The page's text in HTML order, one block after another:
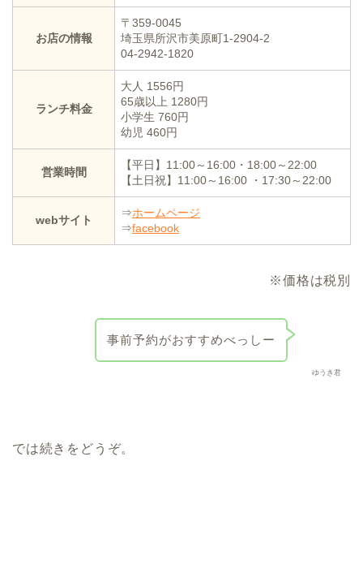
お店の情報
〒359-0045
埼玉県所沢市美原町1-2904-2
04-2942-1820
ランチ料金
大人 1556円
65歳以上 1280円
小学生 760円
幼児 460円
営業時間
【平日】11:00～16:00・18:00～22:00
【土日祝】11:00～16:00 ・17:30～22:00
webサイト
⇒ホームページ
⇒facebook
※価格は税別
ゆうき君
事前予約がおすすめべっしー
では続きをどうぞ。